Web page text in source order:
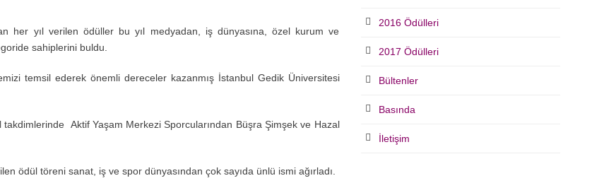
her yıl verilen ödüller bu yıl medyadan, iş dünyasına, özel kurum ve
sahiplerini buldu.
temsil ederek önemli dereceler kazanmış İstanbul Gedik Üniversitesi
Aktif Yaşam Merkezi Sporcularından Büşra Şimşek ve Hazal
ödül töreni sanat, iş ve spor dünyasından çok sayıda ünlü ismi ağırladı.
2016 Ödülleri
2017 Ödülleri
Bültenler
Basında
İletişim